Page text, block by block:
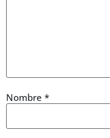
Nombre *